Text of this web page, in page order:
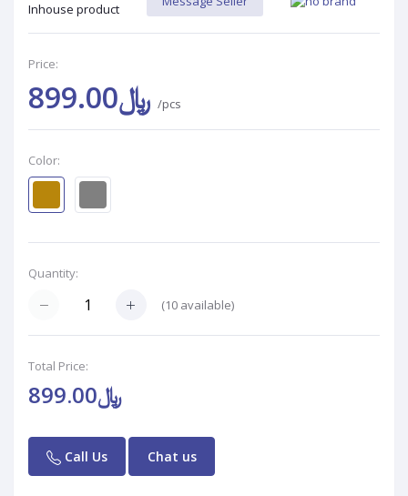
Inhouse product
Price:
/pcs
Color:
Quantity:
(10 available)
Total Price:
﷼899.00
Call Us Chat us